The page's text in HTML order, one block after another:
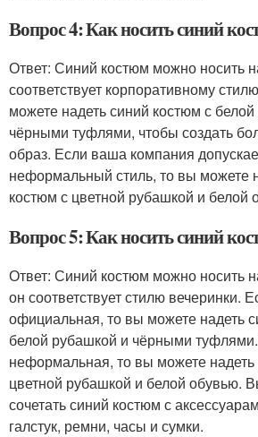
Вопрос 4: Как носить синий
Ответ: Синий костюм можно носить
соответствует корпоративному
можете надеть синий костюм с
чёрными туфлями, чтобы создать
образ. Если ваша компания
неформальный стиль, то вы можете
костюм с цветной рубашкой и белой
Вопрос 5: Как носить синий
Ответ: Синий костюм можно носить
он соответствует стилю вечеринки.
официальная, то вы можете надеть
белой рубашкой и чёрными
неформальная, то вы можете
цветной рубашкой и белой обувью.
сочетать синий костюм с
галстук, ремни, часы и сумки.